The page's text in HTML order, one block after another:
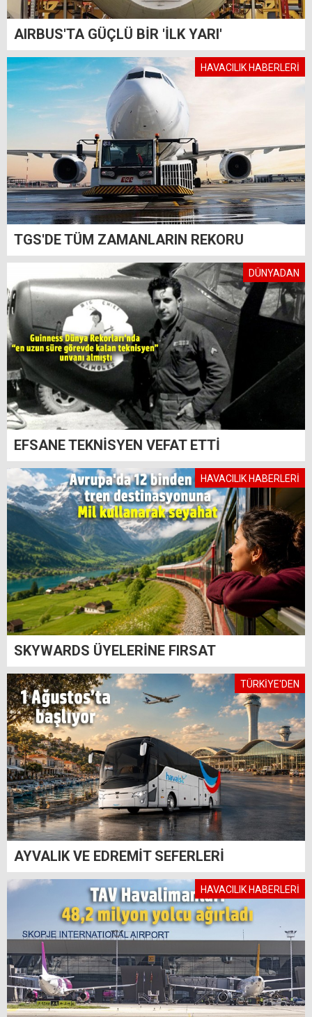
AIRBUS'TA GÜÇLÜ BİR 'İLK YARI'
HAVACILIK HABERLERİ
TGS'DE TÜM ZAMANLARIN REKORU
DÜNYADAN
EFSANE TEKNİSYEN VEFAT ETTİ
HAVACILIK HABERLERİ
SKYWARDS ÜYELERİNE FIRSAT
TÜRKİYE'DEN
AYVALIK VE EDREMİT SEFERLERİ
HAVACILIK HABERLERİ